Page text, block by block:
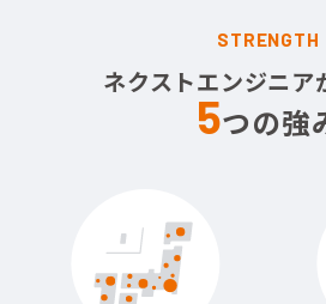
STRENGTH
ネクストエンジニア
5つの強